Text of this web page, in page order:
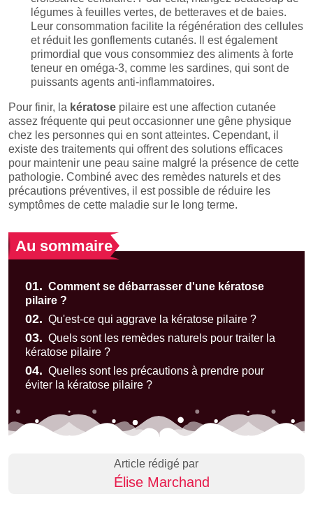
légumes à feuilles vertes, de betteraves et de baies.
Leur consommation facilite la régénération des cellules
et réduit les gonflements cutanés. Il est également
primordial que vous consommiez des aliments à forte
teneur en oméga-3, comme les sardines, qui sont de
puissants agents anti-inflammatoires.
Pour finir, la kératose pilaire est une affection cutanée
assez fréquente qui peut occasionner une gêne physique
chez les personnes qui en sont atteintes. Cependant, il
existe des traitements qui offrent des solutions efficaces
pour maintenir une peau saine malgré la présence de cette
pathologie. Combiné avec des remèdes naturels et des
précautions préventives, il est possible de réduire les
symptômes de cette maladie sur le long terme.
Au sommaire
01. Comment se débarrasser d'une kératose
pilaire ?
02. Qu'est-ce qui aggrave la kératose pilaire ?
03. Quels sont les remèdes naturels pour traiter la
kératose pilaire ?
04. Quelles sont les précautions à prendre pour
éviter la kératose pilaire ?
Article rédigé par
Élise Marchand